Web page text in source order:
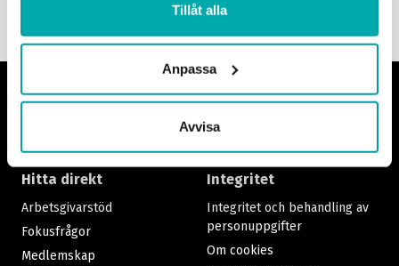
Tillåt alla
Anpassa
Avvisa
Footer
Hitta direkt
Arbetsgivarstöd
Fokusfrågor
Medlemskap
Integritet
Integritet och behandling av
personuppgifter
Om cookies